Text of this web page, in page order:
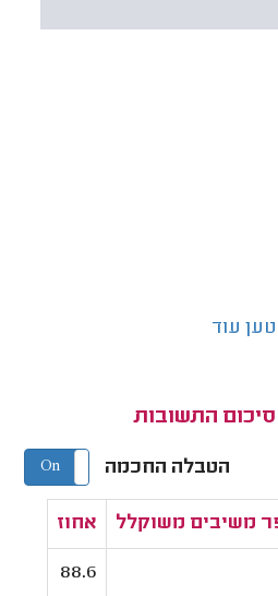
טען עוד
התשובות
הטבלה החכמה On Off
משיבים משוקלל אחוז
88.6